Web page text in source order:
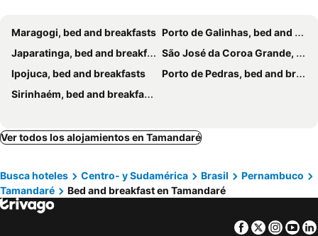
Maragogi, bed and breakfasts Porto de Galinhas, bed and breakfasts
Japaratinga, bed and breakfasts
São José da Coroa Grande, bed and breakfasts
Ipojuca, bed and breakfasts
Porto de Pedras, bed and breakfasts
Sirinhaém, bed and breakfasts
Ver todos los alojamientos en Tamandaré
Busca hoteles Centro- y Sudamérica Brasil
Pernambuco
Tamandaré
Bed and breakfast en Tamandaré
Facebook
Twitter